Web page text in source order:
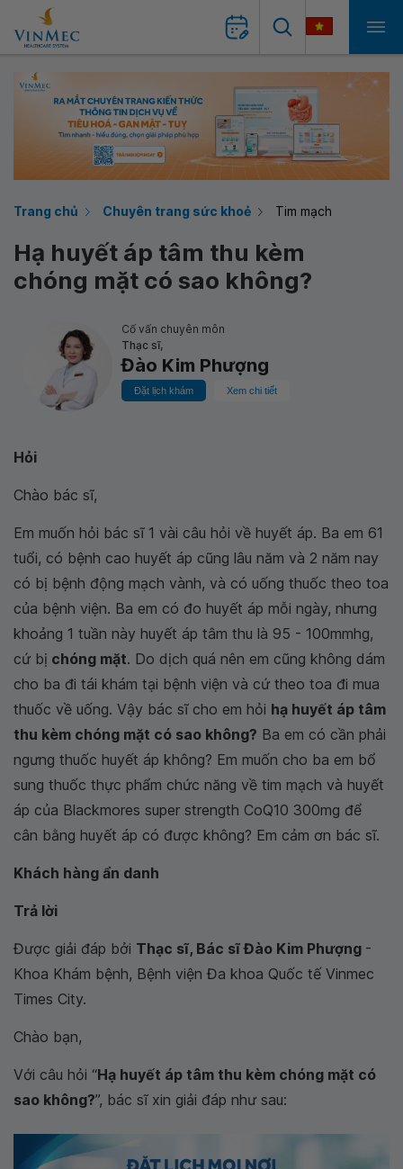
Trang chủ Chuyên trang sức khoẻ Tim mạch
Hạ huyết áp tâm thu kèm
chóng mặt có sao không?
Cố vấn chuyên môn
Thạc sĩ,
Đào Kim Phượng
Đặt lịch khám Xem chi tiết
Hỏi
Chào bác sĩ,
Em muốn hỏi bác sĩ 1 vài câu hỏi về huyết áp. Ba em 61
tuổi, có bệnh cao huyết áp cũng lâu năm và 2 năm nay
có bị bệnh động mạch vành, và có uống thuốc theo toa
của bệnh viện. Ba em có đo huyết áp mỗi ngày, nhưng
khoảng 1 tuần này huyết áp tâm thu là 95 - 100mmhg,
cứ bị chóng mặt. Do dịch quá nên em cũng không dám
cho ba đi tái khám tại bệnh viện và cứ theo toa đi mua
thuốc về uống. Vậy bác sĩ cho em hỏi hạ huyết áp tâm
thu kèm chóng mặt có sao không? Ba em có cần phải
ngưng thuốc huyết áp không? Em muốn cho ba em bổ
sung thuốc thực phẩm chức năng về tim mạch và huyết
áp của Blackmores super strength CoQ10 300mg để
cân bằng huyết áp có được không? Em cảm ơn bác sĩ.
Khách hàng ẩn danh
Trả lời
Được giải đáp bởi Thạc sĩ, Bác sĩ Đào Kim Phượng -
Khoa Khám bệnh, Bệnh viện Đa khoa Quốc tế Vinmec
Times City.
Chào bạn,
Với câu hỏi “Hạ huyết áp tâm thu kèm chóng mặt có
sao không?”, bác sĩ xin giải đáp như sau: